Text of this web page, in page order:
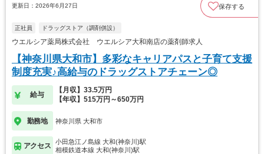
更新日：2026年6月27日 保存する
正社員 ドラッグストア（調剤併設）
ウエルシア薬局株式会社 ウエルシア大和南店の薬剤師求人
【神奈川県大和市】多彩なキャリアパスと子育て支援
制度充実♪高給与のドラッグストアチェーン◎
給与
【月収】33.5万円
【年収】515万円～650万円
勤務地 神奈川県 大和市
アクセス
小田急江ノ島線 大和(神奈川)駅
相模鉄道本線 大和(神奈川)駅